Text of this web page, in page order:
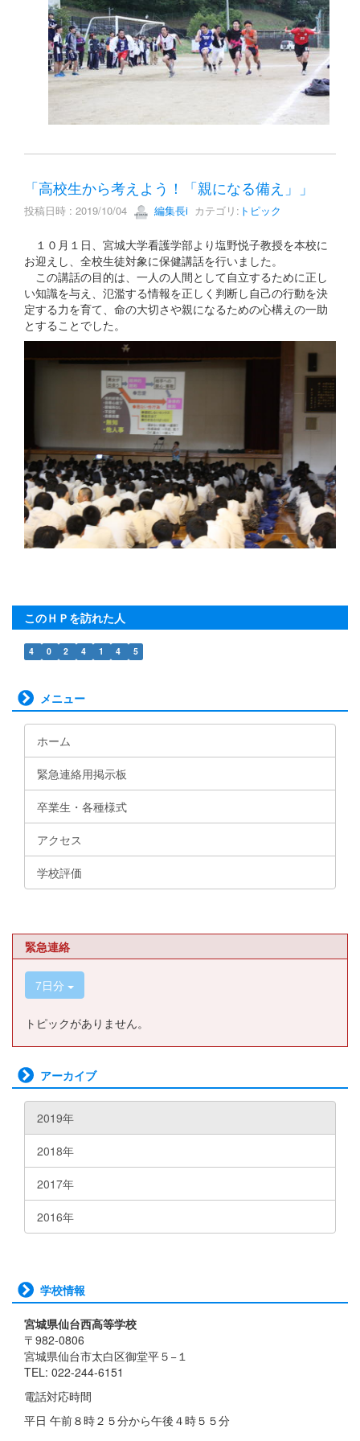
「高校生から考えよう！「親になる備え」」
投稿日時 : 2019/10/04 編集長i カテゴリ: トピック
１０月１日、宮城大学看護学部より塩野悦子教授を本校に
お迎えし、全校生徒対象に保健講話を行いました。
この講話の目的は、一人の人間として自立するために正し
い知識を与え、氾濫する情報を正しく判断し自己の行動を決
定する力を育て、命の大切さや親になるための心構えの一助
とすることでした。
このＨＰを訪れた人
4 0 2 4 1 4 5
メニュー
ホーム
緊急連絡用掲示板
卒業生・各種様式
アクセス
学校評価
緊急連絡
7日分
トピックがありません。
アーカイブ
2019年
2018年
2017年
2016年
学校情報
宮城県仙台西高等学校
〒982-0806
宮城県仙台市太白区御堂平５−１
TEL: 022-244-6151
電話対応時間
平日 午前８時２５分から午後４時５５分